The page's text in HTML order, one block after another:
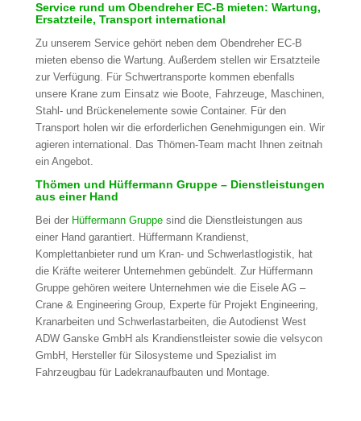
Service rund um Obendreher EC-B mieten: Wartung,
Ersatzteile, Transport international
Zu unserem Service gehört neben dem Obendreher EC-B
mieten ebenso die Wartung. Außerdem stellen wir Ersatzteile
zur Verfügung. Für Schwertransporte kommen ebenfalls
unsere Krane zum Einsatz wie Boote, Fahrzeuge, Maschinen,
Stahl- und Brückenelemente sowie Container. Für den
Transport holen wir die erforderlichen Genehmigungen ein. Wir
agieren international. Das Thömen-Team macht Ihnen zeitnah
ein Angebot.
Thömen und Hüffermann Gruppe – Dienstleistungen
aus einer Hand
Bei der Hüffermann Gruppesind die Dienstleistungen aus
einer Hand garantiert. Hüffermann Krandienst,
Komplettanbieter rund um Kran- und Schwerlastlogistik, hat
die Kräfte weiterer Unternehmen gebündelt. Zur Hüffermann
Gruppe gehören weitere Unternehmen wie die Eisele AG –
Crane & Engineering Group, Experte für Projekt Engineering,
Kranarbeiten und Schwerlastarbeiten, die Autodienst West
ADW Ganske GmbH als Krandienstleister sowie die velsycon
GmbH, Hersteller für Silosysteme und Spezialist im
Fahrzeugbau für Ladekranaufbauten und Montage.